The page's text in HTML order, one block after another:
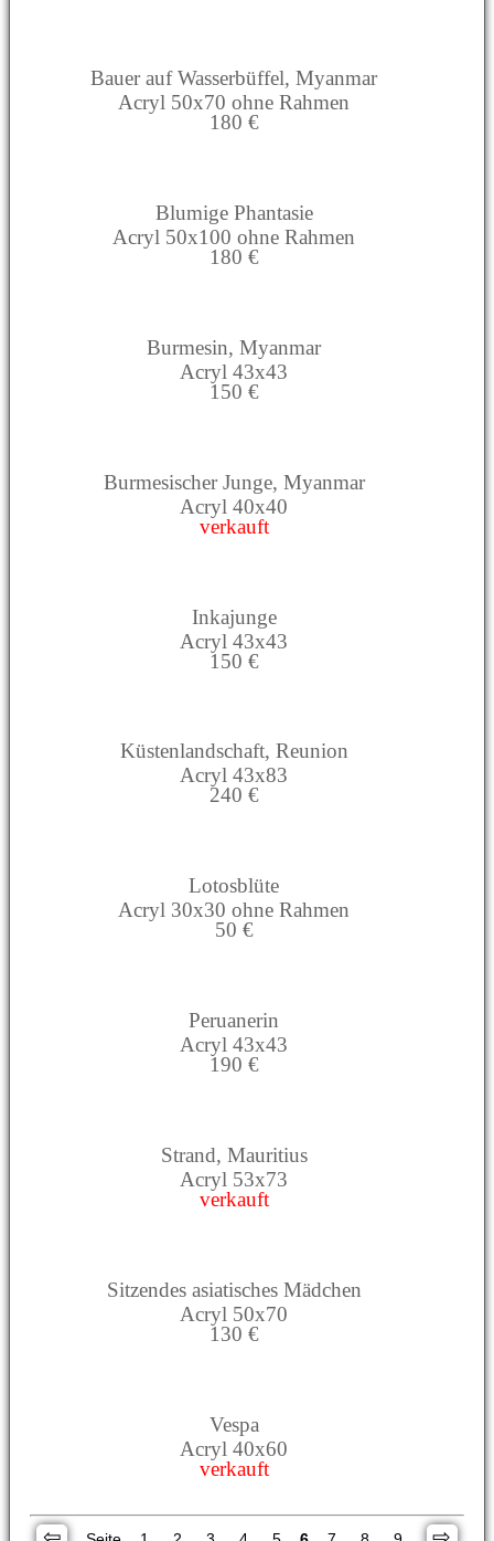
Bauer auf Wasserbüffel, Myanmar
Acryl 50x70 ohne Rahmen
180 €
Blumige Phantasie
Acryl 50x100 ohne Rahmen
180 €
Burmesin, Myanmar
Acryl 43x43
150 €
Burmesischer Junge, Myanmar
Acryl 40x40
verkauft
Inkajunge
Acryl 43x43
150 €
Küstenlandschaft, Reunion
Acryl 43x83
240 €
Lotosblüte
Acryl 30x30 ohne Rahmen
50 €
Peruanerin
Acryl 43x43
190 €
Strand, Mauritius
Acryl 53x73
verkauft
Sitzendes asiatisches Mädchen
Acryl 50x70
130 €
Vespa
Acryl 40x60
verkauft